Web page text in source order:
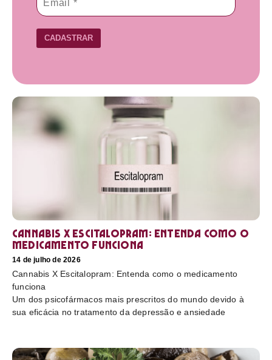
CADASTRAR
Cannabis X Escitalopram: Entenda como o
medicamento funciona
14 de julho de 2026
Cannabis X Escitalopram: Entenda como o medicamento
funciona
Um dos psicofármacos mais prescritos do mundo devido à
sua eficácia no tratamento da depressão e ansiedade